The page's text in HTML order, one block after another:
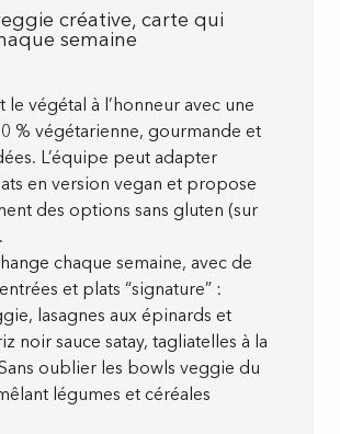
créative, carte qui
semaine
le végétal à l’honneur avec une
% végétarienne, gourmande et
L’équipe peut adapter
en version vegan et propose
des options sans gluten (sur
chaque semaine, avec de
et plats “signature” :
lasagnes aux épinards et
noir sauce satay, tagliatelles à la
oublier les bowls veggie du
légumes et céréales